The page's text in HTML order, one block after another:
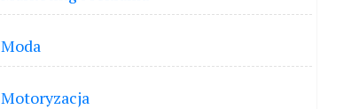
Moda
Motoryzacja